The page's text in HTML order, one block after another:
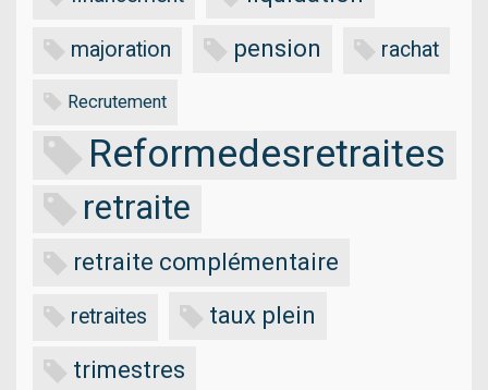
majoration pension rachat
Recrutement
Reformedesretraites
retraite
retraite complémentaire
retraites
taux plein
trimestres